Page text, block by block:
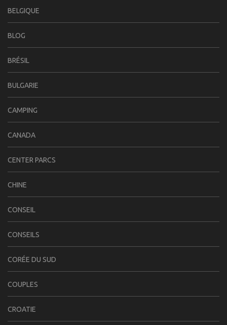
BELGIQUE
BLOG
BRÉSIL
BULGARIE
CAMPING
CANADA
CENTER PARCS
CHINE
CONSEIL
CONSEILS
CORÉE DU SUD
COUPLES
CROATIE